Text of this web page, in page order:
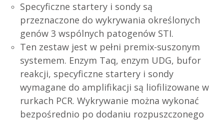
Specyficzne startery i sondy są
przeznaczone do wykrywania określonych
genów 3 wspólnych patogenów STI.
Ten zestaw jest w pełni premix-suszonym
systemem. Enzym Taq, enzym UDG, bufor
reakcji, specyficzne startery i sondy
wymagane do amplifikacji są liofilizowane w
rurkach PCR. Wykrywanie można wykonać
bezpośrednio po dodaniu rozpuszczonego